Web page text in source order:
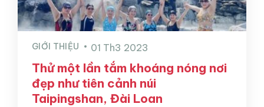
GIỚI THIỆU 01 Th3 2023
Thử một lần tắm khoáng nóng nơi
đẹp như tiên cảnh núi
Taipingshan, Đài Loan